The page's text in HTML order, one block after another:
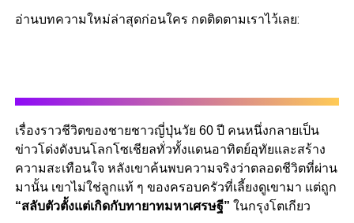
อ่านบทความใหม่ล่าสุดก่อนใคร กดติดตามเราไว้เลย:
เรื่องราวชีวิตของชายชาวญี่ปุ่นวัย 60 ปี คนหนึ่งกลายเป็น
ข่าวโด่งดังบนโลกโซเชียลทั่วทั้งแดนอาทิตย์อุทัยและสร้าง
ความสะเทือนใจ หลังเขาค้นพบความจริงว่าตลอดชีวิตที่ผ่าน
มานั้น เขาไม่ใช่ลูกแท้ ๆ ของครอบครัวที่เลี้ยงดูเขามา แต่ถูก
“สลับตัวตั้งแต่เกิดกับทายาทมหาเศรษฐี” ในกรุงโตเกียว